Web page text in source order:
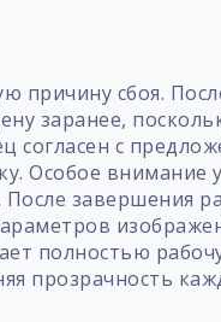
причину сбоя.
заранее,
согласен с
Особое внимание
завершения
полностью
прозрачность